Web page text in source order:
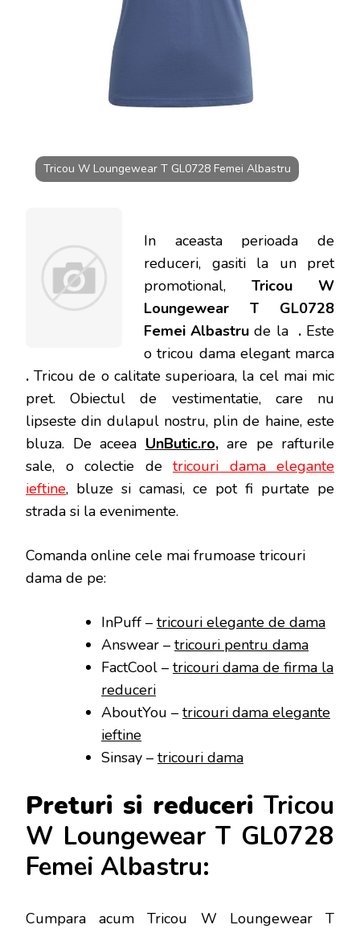
Tricou W Loungewear T GL0728 Femei Albastru
In aceasta perioada de
reduceri, gasiti la un pret
promotional, Tricou W
Loungewear T GL0728
Femei Albastrude la . Este
o tricou dama elegant marca
. Tricou de o calitate superioara, la cel mai mic
pret.Obiectul de vestimentatie, care nu
lipseste din dulapul nostru, plin de haine, este
bluza. De aceea UnButic.ro, are pe rafturile
sale, o colectie de tricouri dama elegante
ieftine, bluze si camasi, ce pot fi purtate pe
strada si la evenimente.
Comanda online cele mai frumoase tricouri
dama de pe:
InPuff – tricouri elegante de dama
Answear – tricouri pentru dama
FactCool – tricouri dama de firma la
reduceri
AboutYou – tricouri dama elegante
ieftine
Sinsay – tricouri dama
Preturi si reduceri Tricou
W Loungewear T GL0728
Femei Albastru:
Cumpara acum Tricou W Loungewear T